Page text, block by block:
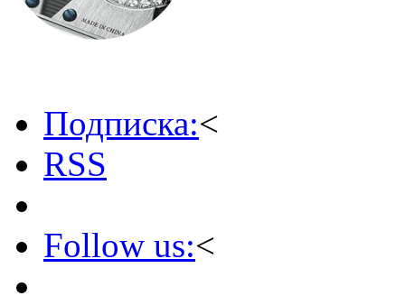
Подписка:<
RSS
Follow us:<